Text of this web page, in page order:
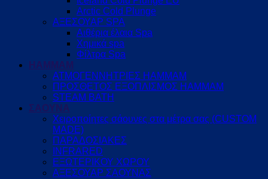
Arctic Cold Plunge
ΑΞΕΣΟΥΑΡ SPA
Αιθέρια έλαια Spa
Χημικά spa
Φίλτρα Spa
HAMMAM
ΑΤΜΟΓΕΝΝΗΤΡΙΕΣ HAMMAM
ΠΡΟΣΘΕΤΟΣ ΕΞΟΠΛΙΣΜΟΣ HAMMAM
STEAM BATH
ΣΑΟΥΝΑ
Χειροποίητες σάουνες στα μέτρα σας (CUSTOM
MADE)
ΠΑΡΑΔΟΣΙΑΚΕΣ
INFRARED
ΕΞΩΤΕΡΙΚΟΥ ΧΩΡΟΥ
ΑΞΕΣΟΥΑΡ ΣΑΟΥΝΑΣ